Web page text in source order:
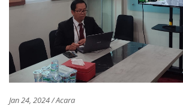
Jan 24, 2024 / Acara